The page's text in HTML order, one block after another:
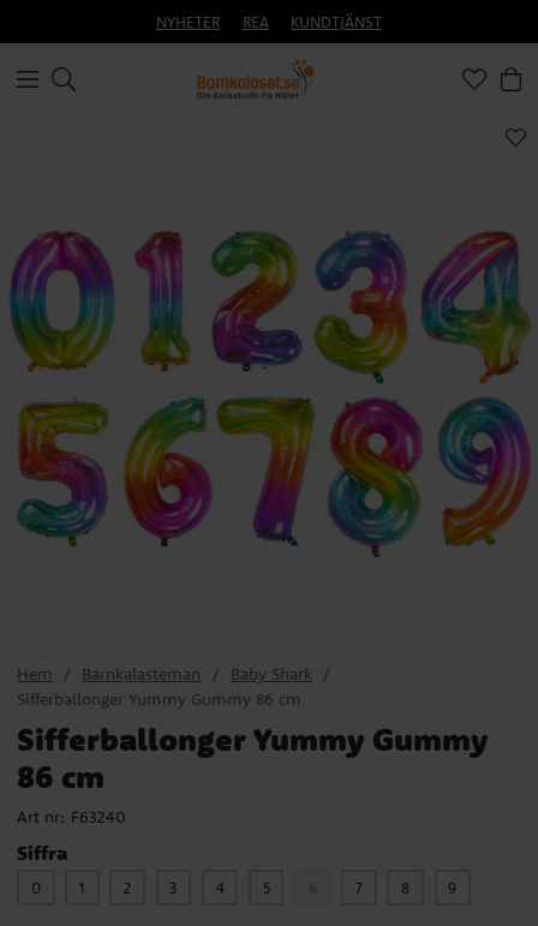
NYHETER REA KUNDTJÄNST
Hem Barnkalasteman
Baby Shark
Sifferballonger Yummy Gummy 86 cm
Sifferballonger Yummy Gummy
86 cm
Art nr: F63240
Siffra
0 1 2 3 4 5 7 8 9